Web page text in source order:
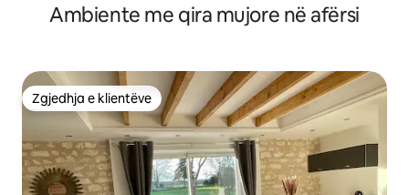
Ambiente me qira mujore në afërsi
Zgjedhja e klientëve
Zgjedhja e klientëve